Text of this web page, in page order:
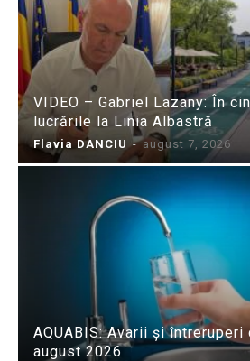
VIDEO – Gabriel Lazany: În
lucrările la Linia Albastră
Flavia DANCIU - august 7, 2026
AQUABIS: Avarii și
august 2026